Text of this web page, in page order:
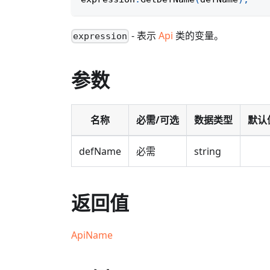
expression - 表示Api 类的变量。
参数
名称 必需/可选 数据类型 默认
defName 必需 string
返回值
ApiName